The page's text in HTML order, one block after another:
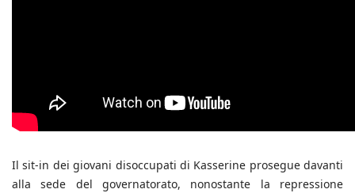
Il sit-in dei giovani disoccupati di Kasserine prosegue davanti
alla sede del governatorato, nonostante la repressione